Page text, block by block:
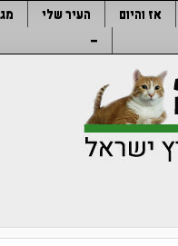
אז והיום העיר שלי
–